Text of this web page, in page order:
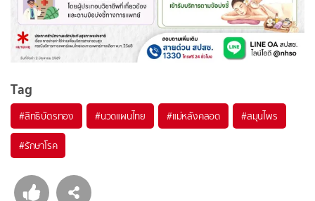
Tag
#สิทธิบัตรทอง #นวดแผนไทย #แม่หลังคลอด #สมุนไพร
#รักษาโรค